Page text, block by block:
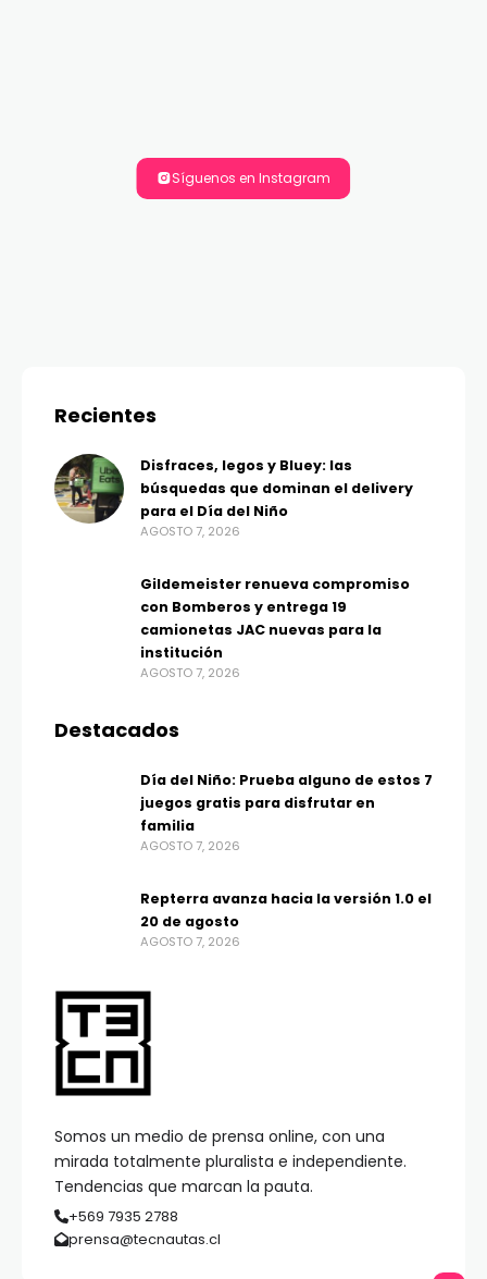
Síguenos en Instagram
Somos un medio de prensa online, con una
mirada totalmente pluralista e independiente.
Tendencias que marcan la pauta.
+569 7935 2788
prensa@tecnautas.cl
Recientes
Disfraces, legos y Bluey: las
búsquedas que dominan el delivery
para el Día del Niño
AGOSTO 7, 2026
Gildemeister renueva compromiso
con Bomberos y entrega 19
camionetas JAC nuevas para la
institución
AGOSTO 7, 2026
Destacados
Día del Niño: Prueba alguno de estos 7
juegos gratis para disfrutar en
familia
AGOSTO 7, 2026
Repterra avanza hacia la versión 1.0 el
20 de agosto
AGOSTO 7, 2026